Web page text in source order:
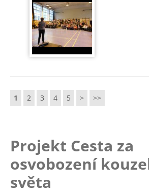
1 2 3 4 5 > >>
Projekt Cesta za
osvobození
světa